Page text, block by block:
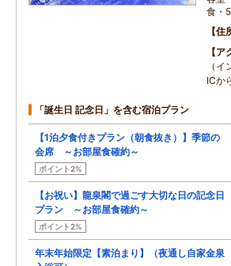
食・
住
ア
（
ICか
「誕生日 記念日」を含む宿泊プラン
【1泊夕食付きプラン（朝食抜き）】季節の
会席 ～お部屋食確約～
ポイント2%
【お祝い】龍泉閣で過ごす大切な日の記念日
プラン ～お部屋食確約～
ポイント2%
年末年始限定【素泊まり】（夜通し自家金泉